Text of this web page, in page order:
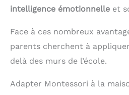
intelligence émotionnelle et
Face à ces nombreux
parents cherchent à
delà des murs de l’école.
Adapter Montessori à la